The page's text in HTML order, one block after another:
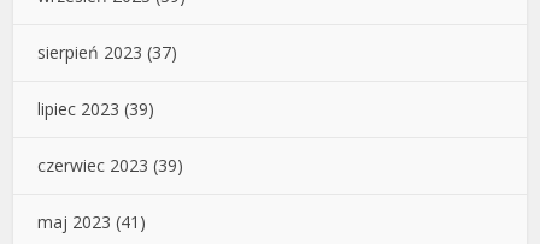
sierpień 2023 (37)
lipiec 2023 (39)
czerwiec 2023 (39)
maj 2023 (41)